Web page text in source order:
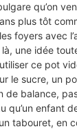
qu’on
plus tôt
foyers avec
une idée
ce pot
le sucre, un
de balance,
qu’un enfant
tabouret, en